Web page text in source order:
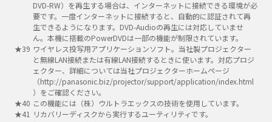
DVD-RW）を再生する場合は、インターネットに接続できる環境が必
要です。一度インターネットに接続すると、自動的に認証されて再
生できるようになります。DVD-Audioの再生には対応していませ
ん。本機に搭載のPowerDVDは一部の機能が制限されています。
ワイヤレス投写用アプリケーションソフト。当社製プロジェクター
と無線LAN接続または有線LAN接続するときに使います。対応プロジ
ェクター、詳細については当社プロジェクターホームページ
（http://panasonic.biz/projector/support/application/index.html
）をご確認ください。
この機能には（株）ウルトラエックスの技術を使用しています。
リカバリーディスクから実行するユーティリティです。